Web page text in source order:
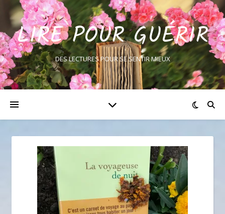
LIRE POUR GUÉRIR
DES LECTURES POUR SE SENTIR MIEUX